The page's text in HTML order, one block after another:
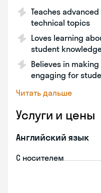
Teaches
technical topics
Loves learning
student
Believes in
engaging for
Читать дальше
Услуги и цены
Английский язык
С носителем